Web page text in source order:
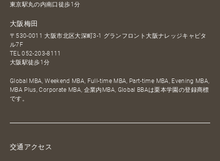
東京駅丸の内南口徒歩1分
大阪梅田
〒530-0011 大阪市北区大深町3-1 グランフロント大阪ナレッジキャピタ
ル7F
TEL052-203-8111
大阪駅徒歩1分
Global MBA, Weekend MBA, Full-time MBA, Part-time MBA, Evening MBA,
MBA Plus, Corporate MBA, 企業内MBA, Global BBAは栗本学園の登録商標
です。
交通アクセス